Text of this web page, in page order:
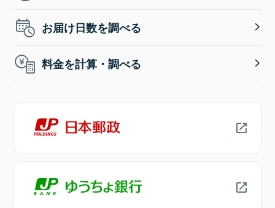
お届け日数を調べる
料金を計算・調べる